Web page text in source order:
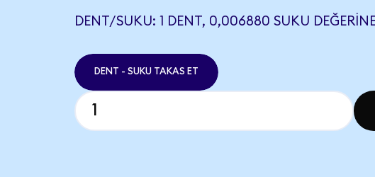
DENT/SUKU: 1 DENT, 0,006880 SUKU
DENT - SUKU TAKAS ET